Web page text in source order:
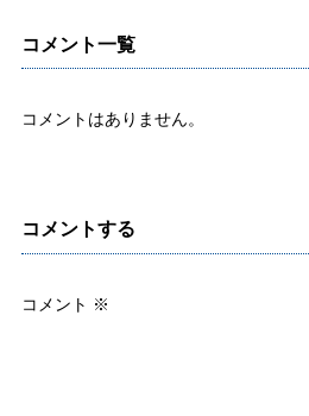
コメント一覧
コメントはありません。
コメントする
コメント ※